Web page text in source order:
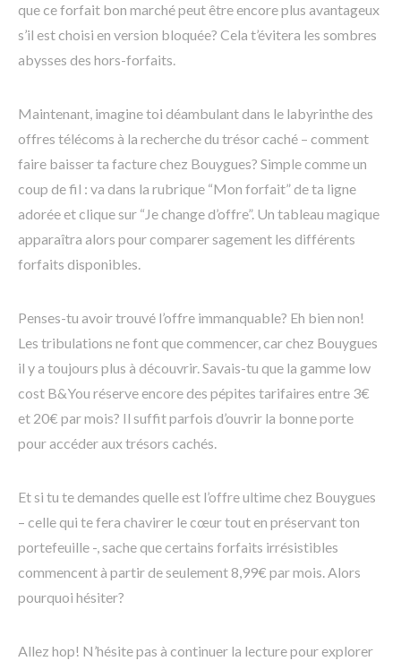
que ce forfait bon marché peut être encore plus avantageux
s’il est choisi en version bloquée? Cela t’évitera les sombres
abysses des hors-forfaits.
Maintenant, imagine toi déambulant dans le labyrinthe des
offres télécoms à la recherche du trésor caché – comment
faire baisser ta facture chez Bouygues? Simple comme un
coup de fil : va dans la rubrique “Mon forfait” de ta ligne
adorée et clique sur “Je change d’offre”. Un tableau magique
apparaîtra alors pour comparer sagement les différents
forfaits disponibles.
Penses-tu avoir trouvé l’offre immanquable? Eh bien non!
Les tribulations ne font que commencer, car chez Bouygues
il y a toujours plus à découvrir. Savais-tu que la gamme low
cost B&You réserve encore des pépites tarifaires entre 3€
et 20€ par mois? Il suffit parfois d’ouvrir la bonne porte
pour accéder aux trésors cachés.
Et si tu te demandes quelle est l’offre ultime chez Bouygues
– celle qui te fera chavirer le cœur tout en préservant ton
portefeuille -, sache que certains forfaits irrésistibles
commencent à partir de seulement 8,99€ par mois. Alors
pourquoi hésiter?
Allez hop! N’hésite pas à continuer la lecture pour explorer